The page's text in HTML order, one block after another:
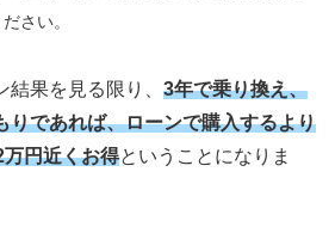
さい。
果を見る限り、 3年で乗り換え、
りであれば、ローンで購入するより
円近くお得ということになりま